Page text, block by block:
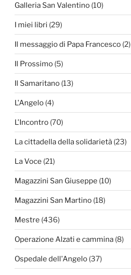
Galleria San Valentino (10)
I miei libri (29)
Il messaggio di Papa Francesco (2)
Il Prossimo (5)
Il Samaritano (13)
L'Angelo (4)
L'Incontro (70)
La cittadella della solidarietà (23)
La Voce (21)
Magazzini San Giuseppe (10)
Magazzini San Martino (18)
Mestre (436)
Operazione Alzati e cammina (8)
Ospedale dell'Angelo (37)